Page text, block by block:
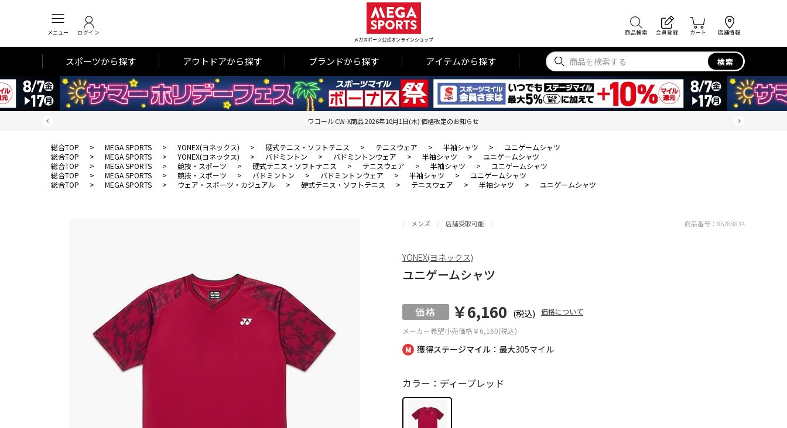
メニュー ログイン
メガスポーツ公式オンラインショップ
商品検索 会員登録 カート 店舗情報
スポーツから探す アウトドアから探す ブランドから探す アイテムから探す 検索
ワコール CW-X商品 2026年10月1日(木) 価格改定のお知らせ
総合TOP > MEGA SPORTS > YONEX(ヨネックス) > 硬式テニス・ソフトテニス > テニスウェア > 半袖シャツ >
ユニゲームシャツ
総合TOP
> MEGA SPORTS > YONEX(ヨネックス) > バドミントン > バドミントンウェア > 半袖シャツ >
ユニゲームシャツ
総合TOP
> MEGA SPORTS > 競技・スポーツ > 硬式テニス・ソフトテニス > テニスウェア > 半袖シャツ >
ユニゲームシャツ
総合TOP
> MEGA SPORTS > 競技・スポーツ > バドミントン > バドミントンウェア > 半袖シャツ >
ユニゲームシャツ
総合TOP
> MEGA SPORTS > ウェア・スポーツ・カジュアル > 硬式テニス・ソフトテニス > テニスウェア > 半袖シャツ > ユニゲームシャツ
獲得ステージマイル：最大305マイル
メンズ 店舗受取可能
ユニゲームシャツ
メーカー希望小売価格￥6,160(税込)
￥6,160 (税込) 価格について
カラー：ディープレッド
商品番号： 86288834
YONEX(ヨネックス)